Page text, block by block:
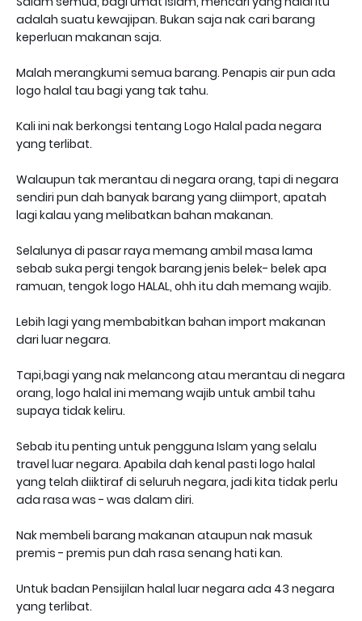
adalah suatu kewajipan. Bukan saja nak cari barang
keperluan makanan saja.
Malah merangkumi semua barang. Penapis air pun ada
logo halal tau bagi yang tak tahu.
Kali ini nak berkongsi tentang Logo Halal pada negara
yang terlibat.
Walaupun tak merantau di negara orang, tapi di negara
sendiri pun dah banyak barang yang diimport, apatah
lagi kalau yang melibatkan bahan makanan.
Selalunya di pasar raya memang ambil masa lama
sebab suka pergi tengok barang jenis belek- belek apa
ramuan, tengok logo HALAL, ohh itu dah memang wajib.
Lebih lagi yang membabitkan bahan import makanan
dari luar negara.
Tapi,bagi yang nak melancong atau merantau di negara
orang, logo halal ini memang wajib untuk ambil tahu
supaya tidak keliru.
Sebab itu penting untuk pengguna Islam yang selalu
travel luar negara. Apabila dah kenal pasti logo halal
yang telah diiktiraf di seluruh negara, jadi kita tidak perlu
ada rasa was - was dalam diri.
Nak membeli barang makanan ataupun nak masuk
premis - premis pun dah rasa senang hati kan.
Untuk badan Pensijilan halal luar negara ada 43 negara
yang terlibat.